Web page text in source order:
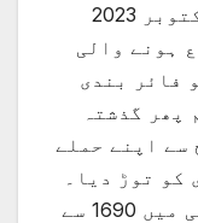
لینے پر مجبور ہو چکے ہیں۔اکتوبر 2023
ہونے والی
19 جنوری کو فائر بندی
گذشتہ
فوج نے 18 مارچ سے اپنے حملے
توڑ دیا۔
اس کے بعد سے اب تک غزہ کی پٹی میں 1690 سے